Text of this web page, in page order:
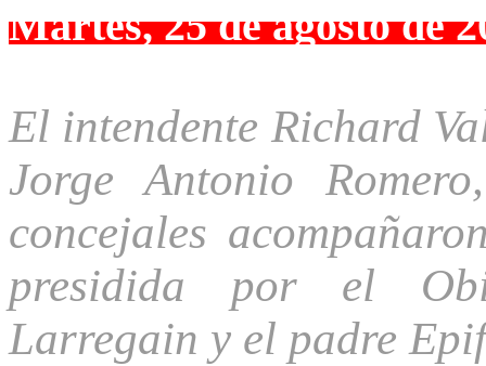
Martes, 25 de agosto de
El intendente Richard
Jorge Antonio
concejales
presidida por el
Larregain y el padre